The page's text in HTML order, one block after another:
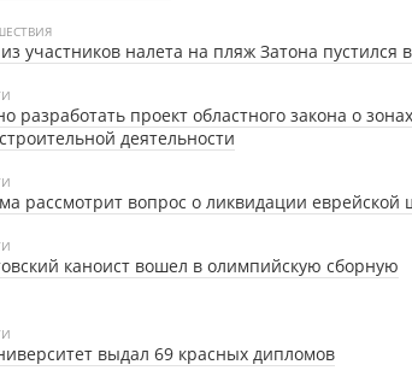
участников налета на пляж Затона пустился
разработать проект областного закона о
деятельности
рассмотрит вопрос о ликвидации еврейской
каноист вошел в олимпийскую сборную
выдал 69 красных дипломов